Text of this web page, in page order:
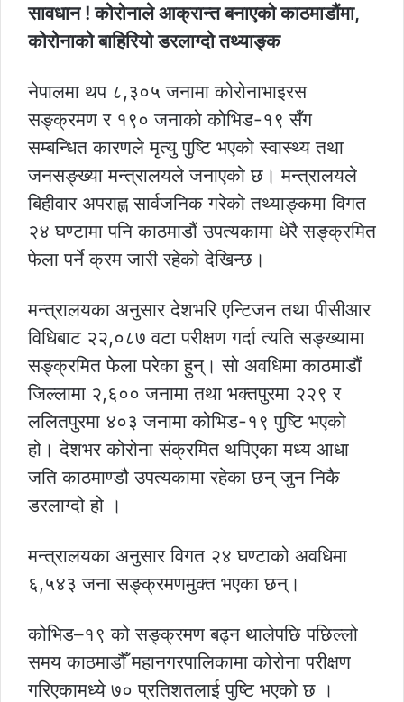
सावधान ! कोरोनाले आक्रान्त बनाएको काठमाडौंमा,
कोरोनाको बाहिरियो डरलाग्दो तथ्याङ्क
नेपालमा थप ८,३०५ जनामा कोरोनाभाइरस
सङ्क्रमण र १९० जनाको कोभिड-१९ सँग
सम्बन्धित कारणले मृत्यु पुष्टि भएको स्वास्थ्य तथा
जनसङ्ख्या मन्त्रालयले जनाएको छ। मन्त्रालयले
बिहीवार अपराह्ण सार्वजनिक गरेको तथ्याङ्कमा विगत
२४ घण्टामा पनि काठमाडौं उपत्यकामा धेरै सङ्क्रमित
फेला पर्ने क्रम जारी रहेको देखिन्छ।
मन्त्रालयका अनुसार देशभरि एन्टिजन तथा पीसीआर
विधिबाट २२,०८७ वटा परीक्षण गर्दा त्यति सङ्ख्यामा
सङ्क्रमित फेला परेका हुन्। सो अवधिमा काठमाडौं
जिल्लामा २,६०० जनामा तथा भक्तपुरमा २२९ र
ललितपुरमा ४०३ जनामा कोभिड-१९ पुष्टि भएको
हो। देशभर कोरोना संक्रमित थपिएका मध्य आधा
जति काठमाण्डौ उपत्यकामा रहेका छन् जुन निकै
डरलाग्दो हो ।
मन्त्रालयका अनुसार विगत २४ घण्टाको अवधिमा
६,५४३ जना सङ्क्रमणमुक्त भएका छन्।
कोभिड–१९ को सङ्क्रमण बढ्न थालेपछि पछिल्लो
समय काठमाडौँ महानगरपालिकामा कोरोना परीक्षण
गरिएकामध्ये ७० प्रतिशतलाई पुष्टि भएको छ ।